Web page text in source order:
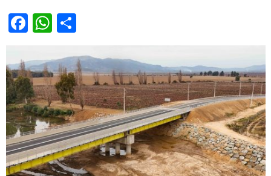
Facebook
WhatsApp